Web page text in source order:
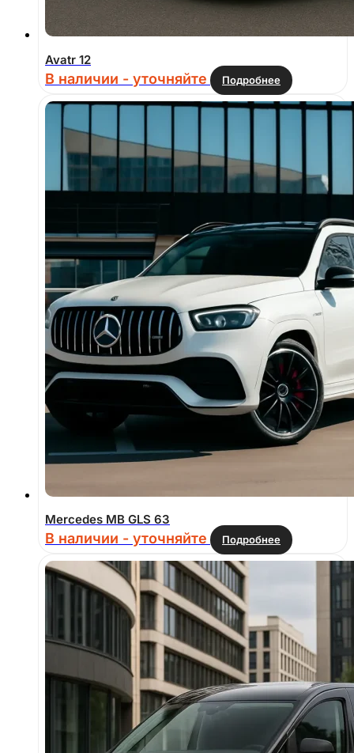
Avatr 12
В наличии - уточняйте Подробнее
Mercedes MB GLS 63
В наличии - уточняйте Подробнее